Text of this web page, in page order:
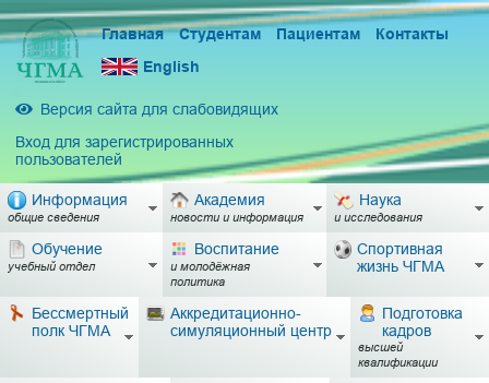
Главная Студентам Пациентам
Контакты
English
Версия сайта для слабовидящих
Вход для зарегистрированных
пользователей
Информация
общие сведения
Академия
новости и информация
Наука
и исследования
Обучение
учебный отдел
Воспитание
и молодёжная
политика
Спортивная
жизнь ЧГМА
Бессмертный
полк ЧГМА
Аккредитационно-
симуляционный центр
Подготовка
кадров
высшей
квалификации